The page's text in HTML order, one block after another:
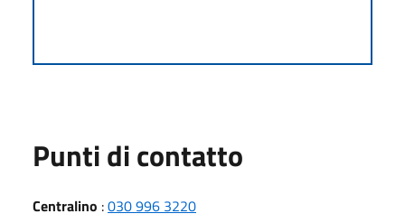
Punti di contatto
Centralino :030 996 3220